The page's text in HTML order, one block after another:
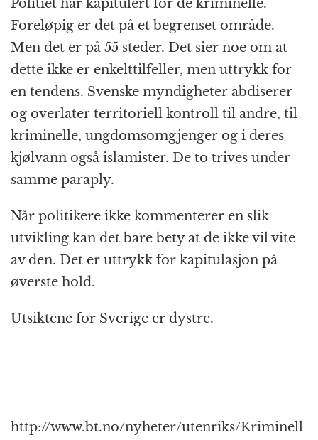
Politiet har kapitulert for de kriminelle.
Foreløpig er det på et begrenset område.
Men det er på 55 steder. Det sier noe om at
dette ikke er enkelttilfeller, men uttrykk for
en tendens. Svenske myndigheter abdiserer
og overlater territoriell kontroll til andre, til
kriminelle, ungdomsomgjenger og i deres
kjølvann også islamister. De to trives under
samme paraply.
Når politikere ikke kommenterer en slik
utvikling kan det bare bety at de ikke vil vite
av den. Det er uttrykk for kapitulasjon på
øverste hold.
Utsiktene for Sverige er dystre.
http://www.bt.no/nyheter/utenriks/Kriminell